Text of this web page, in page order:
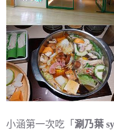
小涵第一次吃「 涮乃葉